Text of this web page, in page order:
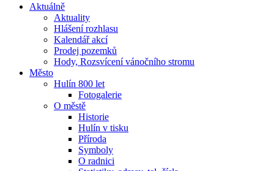
Aktuálně
Aktuality
Hlášení rozhlasu
Kalendář akcí
Prodej pozemků
Hody, Rozsvícení vánočního stromu
Město
Hulín 800 let
Fotogalerie
O městě
Historie
Hulín v tisku
Příroda
Symboly
O radnici